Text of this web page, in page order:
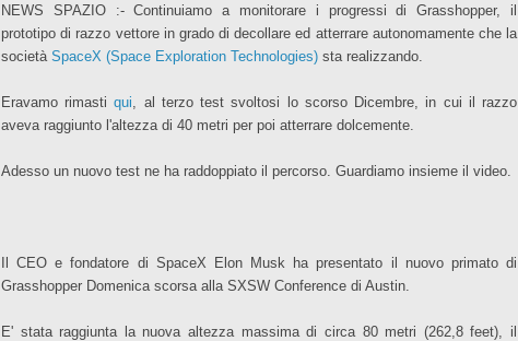
NEWS SPAZIO :- Continuiamo a monitorare i progressi di Grasshopper, il
prototipo di razzo vettore in grado di decollare ed atterrare autonomamente che la
società SpaceX (Space Exploration Technologies) sta realizzando.
Eravamo rimastiqui , al terzo test svoltosi lo scorso Dicembre, in cui il razzo
aveva raggiunto l'altezza di 40 metri per poi atterrare dolcemente.
Adesso un nuovo test ne ha raddoppiato il percorso. Guardiamo insieme il video.
Il CEO e fondatore di SpaceX Elon Musk ha presentato il nuovo primato di
Grasshopper Domenica scorsa alla SXSW Conference di Austin.
E' stata raggiunta la nuova altezza massima di circa 80 metri (262,8 feet), il